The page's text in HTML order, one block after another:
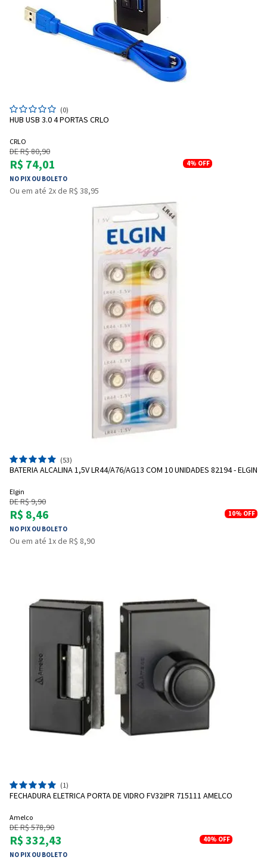
Entendi
(0)
HUB USB 3.0 4 PORTAS CRLO
CRLO
DE R$ 80,90
R$ 74,01
NO PIX OU BOLETO
4% OFF
Ou em até 2x de R$ 38,95
(53)
BATERIA ALCALINA 1,5V LR44/A76/AG13 COM 10 UNIDADES 82194 - ELGIN
Elgin
DE R$ 9,90
R$ 8,46
NO PIX OU BOLETO
10% OFF
Ou em até 1x de R$ 8,90
(1)
FECHADURA ELETRICA PORTA DE VIDRO FV32IPR 715111 AMELCO
Amelco
DE R$ 578,90
R$ 332,43
NO PIX OU BOLETO
40% OFF